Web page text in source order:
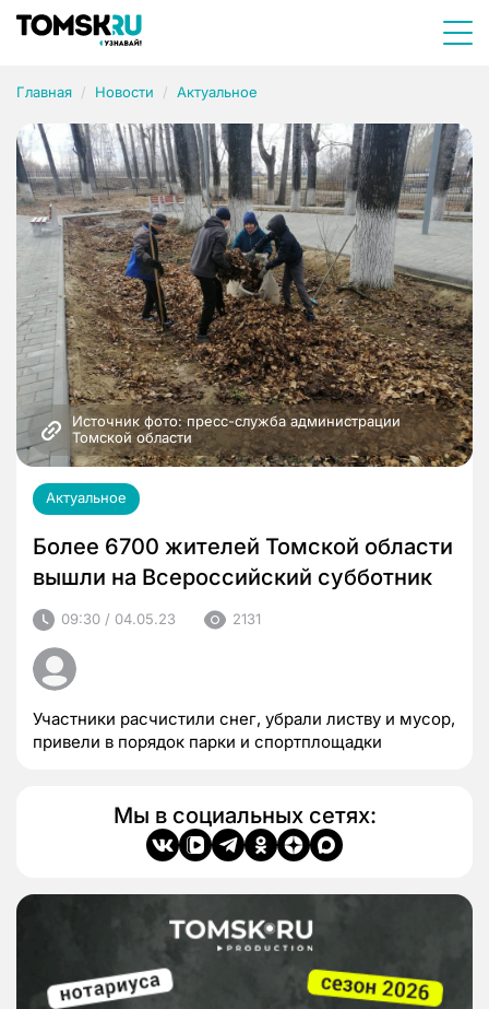
Главная Новости Актуальное
Источник фото: пресс-служба администрации
Томской области
Актуальное
Более 6700 жителей Томской области
вышли на Всероссийский субботник
09:30 / 04.05.23 2131
Участники расчистили снег, убрали листву и мусор,
привели в порядок парки и спортплощадки
Мы в социальных сетях: